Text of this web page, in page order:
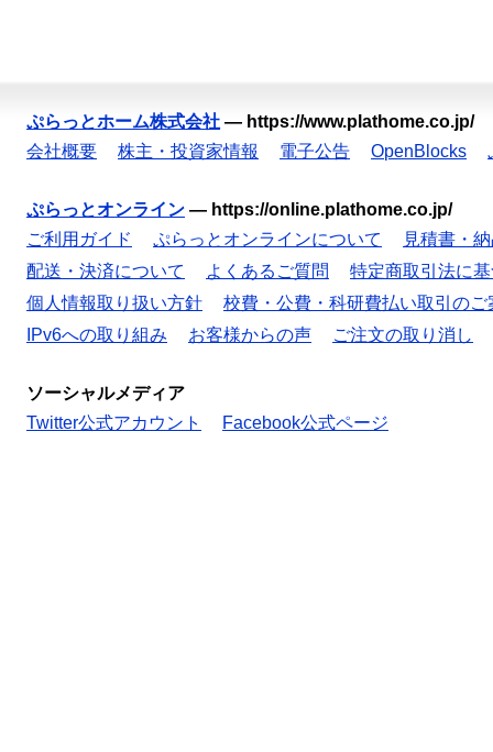
ぷらっとホーム株式会社 — https://www.plathome.co.jp/
会社概要
株主・投資家情報 電子公告 OpenBlocks
ぷらっとオンライン — https://online.plathome.co.jp/
ご利用ガイド
ぷらっとオンラインについて
見積書・
配送・決済について
よくあるご質問
特定商取引法に
個人情報取り扱い方針
校費・公費・科研費払い取引のご
IPv6への取り組み
お客様からの声 ご注文の取り消し
ソーシャルメディア
Twitter公式アカウント
Facebook公式ページ